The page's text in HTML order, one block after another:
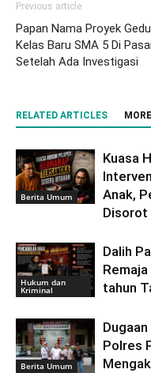
Previous article
Papan Nama Proyek
Kelas Baru SMA 5 Di
Setelah Ada Investigasi
RELATED ARTICLES
Berita Umum
Kuasa
Anak,
Disorot
Hukum dan
Kriminal
Dalih
tahun
Berita Umum
Polres